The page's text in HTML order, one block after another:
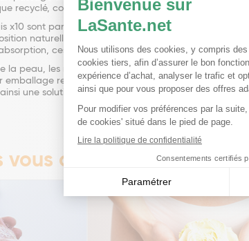
recyclé, contribuant ainsi à la réduction des déchets
x10 sont parfaits pour ceux qui privilégient
naturelle et leur emballage recyclable en font
ces mouchoirs sont pratiques à transporter
la peau, les mouchoirs Lotus Pure Natural Etuis x10
recyclable contribue à réduire les
une solution complète pour ceux qui sont à la
vous conseillent